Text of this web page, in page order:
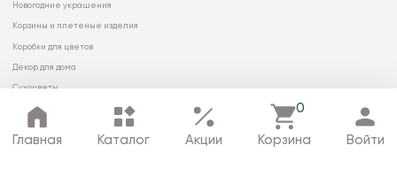
Главная Каталог Акции
0
Корзина Войти
Новогодние украшения
Корзины и плетеные изделия
Коробки для цветов
Декор для дома
Сухоцветы
© 2026 ООО «МИРРЭЙ»